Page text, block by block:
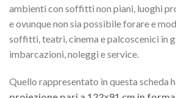
ambienti con soffitti non piani, luoghi
e ovunque non sia possibile forare e
soffitti, teatri, cinema e palcoscenici in
imbarcazioni, noleggi e service.
Quello rappresentato in questa scheda